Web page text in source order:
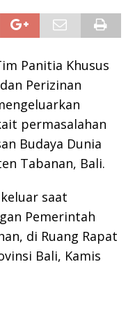
Panitia Khusus
Perizinan
permasalahan
Budaya Dunia
Tabanan, Bali.
saat
Pemerintah
di Ruang Rapat
Bali, Kamis